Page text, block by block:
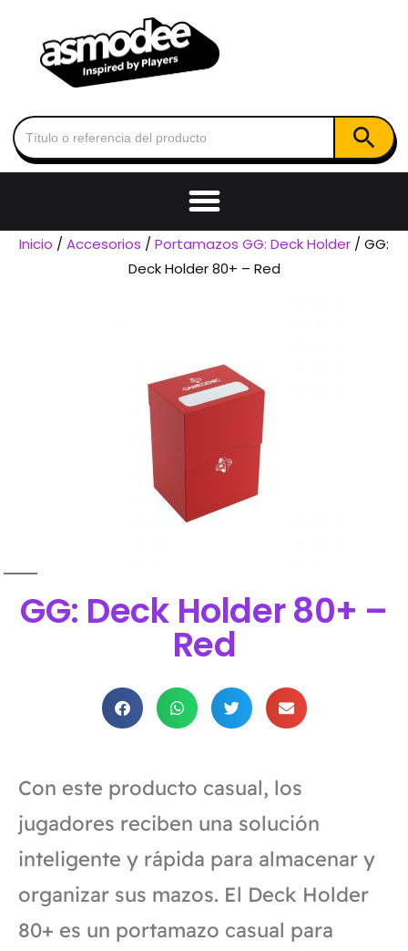
Buscar: Botón de
Inicio /Accesorios /Portamazos GG: Deck Holder / GG:
Deck Holder 80+ – Red
GG: Deck Holder 80+ –
Red
Con este producto casual, los
jugadores reciben una solución
inteligente y rápida para almacenar y
organizar sus mazos. El Deck Holder
80+ es un portamazo casual para